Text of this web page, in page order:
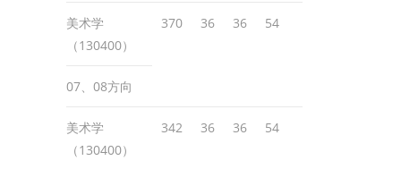
美术学
（130400）
370 36 36 54
07、08方向
美术学
（130400）
342 36 36 54